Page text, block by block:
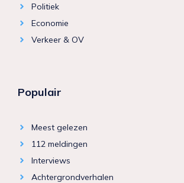
Politiek
Economie
Verkeer & OV
Populair
Meest gelezen
112 meldingen
Interviews
Achtergrondverhalen